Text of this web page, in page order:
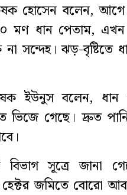
হোসেন বলেন,
মণ ধান পেতাম,
সন্দেহ। ঝড়-বৃষ্টিতে
কৃষক ইউনুস বলেন,
ভিজে গেছে। দ্রুত
সূত্রে জানা
জমিতে বোরো